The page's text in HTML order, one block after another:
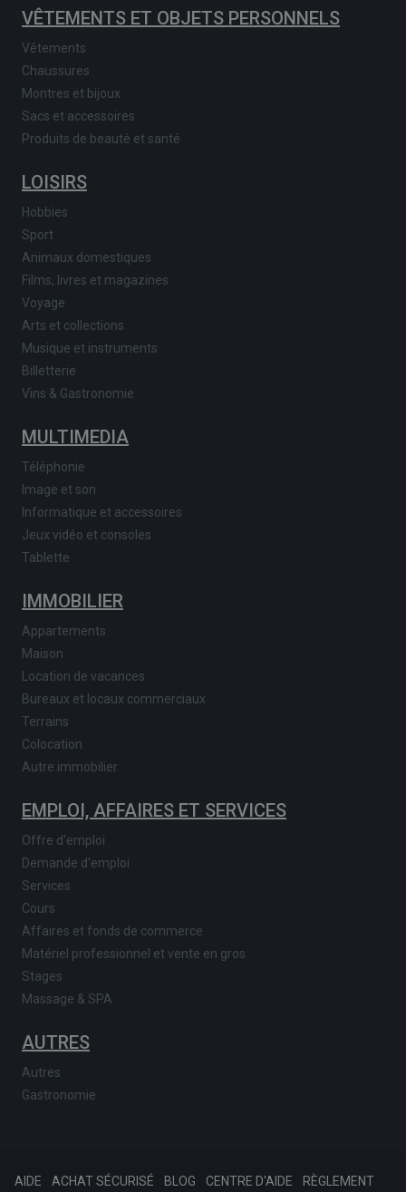
VÊTEMENTS ET OBJETS PERSONNELS
Vêtements
Chaussures
Montres et bijoux
Sacs et accessoires
Produits de beauté et santé
LOISIRS
Hobbies
Sport
Animaux domestiques
Films, livres et magazines
Voyage
Arts et collections
Musique et instruments
Billetterie
Vins & Gastronomie
MULTIMEDIA
Téléphonie
Image et son
Informatique et accessoires
Jeux vidéo et consoles
Tablette
IMMOBILIER
Appartements
Maison
Location de vacances
Bureaux et locaux commerciaux
Terrains
Colocation
Autre immobilier
EMPLOI, AFFAIRES ET SERVICES
Offre d'emploi
Demande d'emploi
Services
Cours
Affaires et fonds de commerce
Matériel professionnel et vente en gros
Stages
Massage & SPA
AUTRES
Autres
Gastronomie
AIDE ACHAT SÉCURISÉ BLOG CENTRE D'AIDE RÈGLEMENT